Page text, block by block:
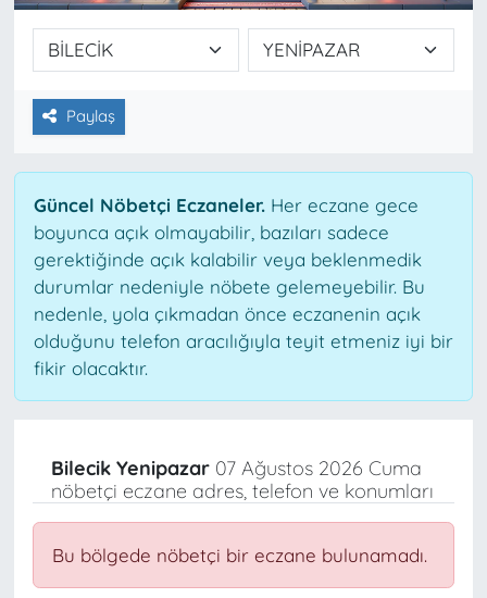
Paylaş
Güncel Nöbetçi Eczaneler.Her eczane gece
boyunca açık olmayabilir, bazıları sadece
gerektiğinde açık kalabilir veya beklenmedik
durumlar nedeniyle nöbete gelemeyebilir. Bu
nedenle, yola çıkmadan önce eczanenin açık
olduğunu telefon aracılığıyla teyit etmeniz iyi bir
fikir olacaktır.
Bilecik Yenipazar07 Ağustos 2026 Cuma
nöbetçi eczane adres, telefon ve konumları
Bu bölgede nöbetçi bir eczane bulunamadı.